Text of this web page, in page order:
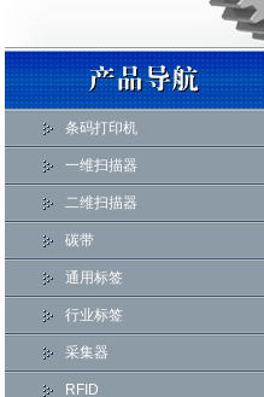
条码打印机
一维扫描器
二维扫描器
碳带
通用标签
行业标签
采集器
RFID